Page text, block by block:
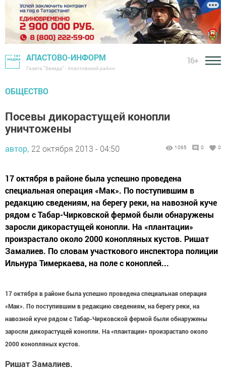
АПАСТОВО-ИНФОРМ
Газета "Звезда" - Апастовский район
16+
ОБЩЕСТВО
Посевы дикорастущей конопли
уничтожены
автор, 22 октября 2013 - 04:50 1065 0 0
17 октября в районе была успешно проведена
специальная операция «Мак». По поступившим в
редакцию сведениям, на берегу реки, на навозной куче
рядом с Табар-Чирковской фермой были обнаружены
заросли дикорастущей конопли. На «плантации»
произрастало около 2000 конопляных кустов. Ришат
Замалиев. По словам участкового инспектора полиции
Ильнура Тимеркаева, на поле с коноплей...
17 октября в районе была успешно проведена специальная операция
«Мак». По поступившим в редакцию сведениям, на берегу реки, на
навозной куче рядом с Табар-Чирковской фермой были обнаружены
заросли дикорастущей конопли. На «плантации» произрастало около
2000 конопляных кустов.
Ришат Замалиев.